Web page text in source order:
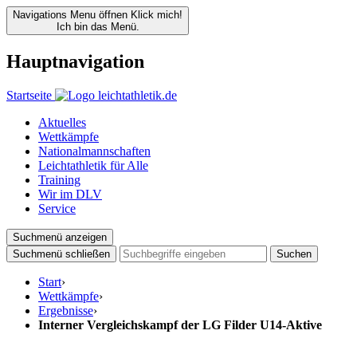
Navigations Menu öffnen Klick mich!
Ich bin das Menü.
Hauptnavigation
Startseite
Aktuelles
Wettkämpfe
Nationalmannschaften
Leichtathletik für Alle
Training
Wir im DLV
Service
Suchmenü anzeigen
Suchmenü schließen
Suchen
Start›
Wettkämpfe›
Ergebnisse›
Interner Vergleichskampf der LG Filder U14-Aktive